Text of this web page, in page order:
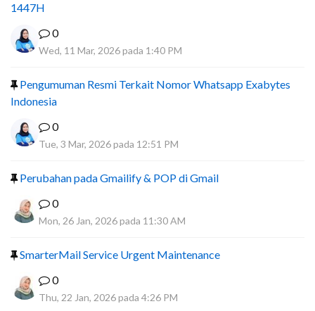
1447H
0
Wed, 11 Mar, 2026 pada 1:40 PM
Pengumuman Resmi Terkait Nomor Whatsapp Exabytes
Indonesia
0
Tue, 3 Mar, 2026 pada 12:51 PM
Perubahan pada Gmailify & POP di Gmail
0
Mon, 26 Jan, 2026 pada 11:30 AM
SmarterMail Service Urgent Maintenance
0
Thu, 22 Jan, 2026 pada 4:26 PM